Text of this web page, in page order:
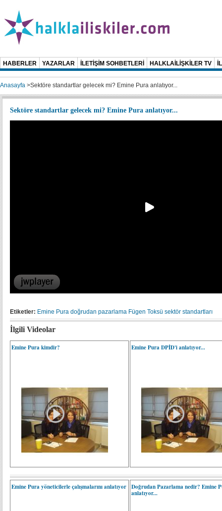
HABERLER YAZARLAR İLETİŞİM SOHBETLERİ HALKLAİLİŞKİLER TV
Anasayfa >Sektöre standartlar gelecek mi? Emine Pura anlatıyor...
Sektöre standartlar gelecek mi? Emine Pura anlatıyor...
Etiketler: Emine Pura doğrudan pazarlama Fügen Toksü sektör standartları
İlgili Videolar
Emine Pura kimdir? Emine Pura DPİD'i anlatıyor...
Emine Pura yöneticilerle çalışmalarını anlatıyor
Doğrudan Pazarlama nedir? Emine
anlatıyor...